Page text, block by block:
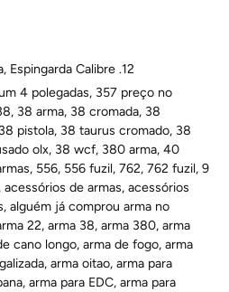
, Espingarda Calibre .12
4 polegadas, 357 preço no
, 38 arma, 38 cromada, 38
38 pistola, 38 taurus cromado, 38
olx, 38 wcf, 380 arma,40
, 556, 556 fuzil,762,762 fuzil,9
,acessórios de armas,acessórios
,alguém já comprou arma no
22,arma 38,arma 380,arma
cano longo,arma de fogo,arma
,arma oitao,arma para
,arma para EDC,arma para